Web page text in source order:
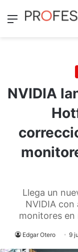
Menú
NVIDIA
Llega un
NVIDIA con
monitores en
Edgar Otero 9